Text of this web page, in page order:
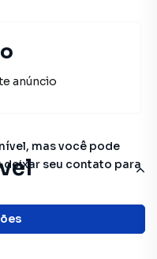
novas
mas você pode
seu contato para
anúncio